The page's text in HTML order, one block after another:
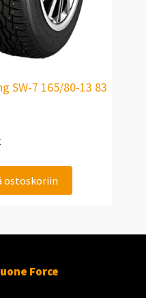
SW-7 165/80-13 83
ostoskoriin
Force